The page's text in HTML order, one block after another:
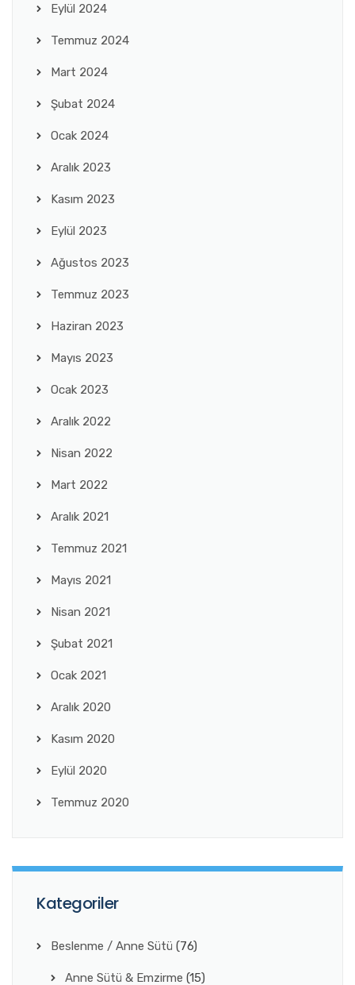
Eylül 2024
Temmuz 2024
Mart 2024
Şubat 2024
Ocak 2024
Aralık 2023
Kasım 2023
Eylül 2023
Ağustos 2023
Temmuz 2023
Haziran 2023
Mayıs 2023
Ocak 2023
Aralık 2022
Nisan 2022
Mart 2022
Aralık 2021
Temmuz 2021
Mayıs 2021
Nisan 2021
Şubat 2021
Ocak 2021
Aralık 2020
Kasım 2020
Eylül 2020
Temmuz 2020
Kategoriler
Beslenme / Anne Sütü (76)
Anne Sütü & Emzirme (15)